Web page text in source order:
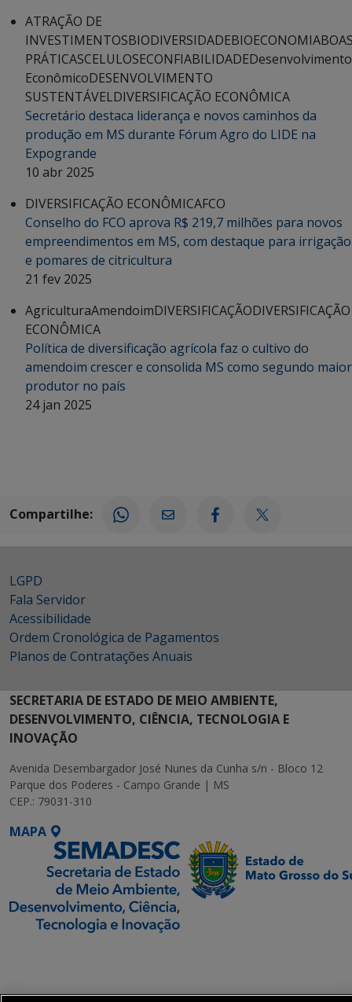
ATRAÇÃO DE
INVESTIMENTOSBIODIVERSIDADEBIOECONOMIA
PRÁTICASCELULOSECONFIABILIDADEDesenvolvimento
EconômicoDESENVOLVIMENTO
SUSTENTÁVELDIVERSIFICAÇÃO ECONÔMICA
Secretário destaca liderança e novos caminhos da
produção em MS durante Fórum Agro do LIDE na
Expogrande
10 abr 2025
DIVERSIFICAÇÃO ECONÔMICAFCO
Conselho do FCO aprova R$ 219,7 milhões para novos
empreendimentos em MS, com destaque para irrigação
e pomares de citricultura
21 fev 2025
AgriculturaAmendoimDIVERSIFICAÇÃODIVERSIFICAÇÃO
ECONÔMICA
Política de diversificação agrícola faz o cultivo do
amendoim crescer e consolida MS como segundo maior
produtor no país
24 jan 2025
Compartilhe:
LGPD
Fala Servidor
Acessibilidade
Ordem Cronológica de Pagamentos
Planos de Contratações Anuais
SECRETARIA DE ESTADO DE MEIO AMBIENTE,
DESENVOLVIMENTO, CIÊNCIA, TECNOLOGIA E
INOVAÇÃO
Avenida Desembargador José Nunes da Cunha s/n - Bloco 12
Parque dos Poderes - Campo Grande | MS
CEP.: 79031-310
MAPA
Transformação Digital